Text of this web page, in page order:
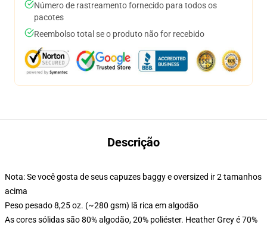
Número de rastreamento fornecido para todos os
pacotes
Reembolso total se o produto não for recebido
Descrição
Nota: Se você gosta de seus capuzes baggy e oversized ir 2 tamanhos
acima
Peso pesado 8,25 oz. (~280 gsm) lã rica em algodão
As cores sólidas são 80% algodão, 20% poliéster. Heather Grey é 70%